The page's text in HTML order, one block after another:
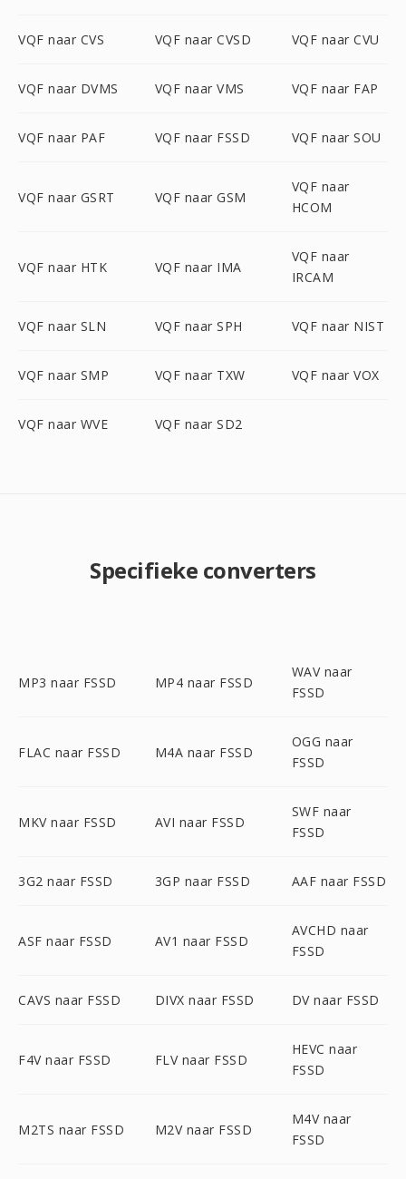
VQF naar CVS VQF naar CVSD VQF naar CVU
VQF naar DVMS VQF naar VMS VQF naar FAP
VQF naar PAF VQF naar FSSD VQF naar SOU
VQF naar GSRT VQF naar GSM
VQF naar
HCOM
VQF naar HTK VQF naar IMA
VQF naar
IRCAM
VQF naar SLN VQF naar SPH VQF naar NIST
VQF naar SMP VQF naar TXW VQF naar VOX
VQF naar WVE VQF naar SD2
Specifieke converters
MP3 naar FSSD MP4 naar FSSD
WAV naar
FSSD
FLAC naar FSSD M4A naar FSSD
OGG naar
FSSD
MKV naar FSSD AVI naar FSSD
SWF naar
FSSD
3G2 naar FSSD 3GP naar FSSD AAF naar FSSD
ASF naar FSSD AV1 naar FSSD
AVCHD naar
FSSD
CAVS naar FSSD DIVX naar FSSD DV naar FSSD
F4V naar FSSD FLV naar FSSD
HEVC naar
FSSD
M2TS naar FSSD M2V naar FSSD
M4V naar
FSSD